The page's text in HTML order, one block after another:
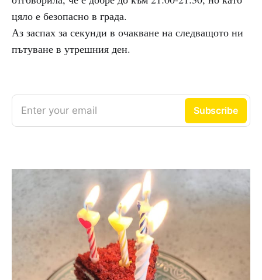
цяло е безопасно в града.
Аз заспах за секунди в очакване на следващото ни
пътуване в утрешния ден.
Enter your email Subscribe